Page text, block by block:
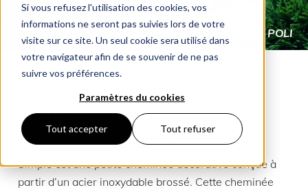
Si vous refusez l'utilisation des cookies, vos
informations ne seront pas suivies lors de votre
visite sur ce site. Un seul cookie sera utilisé dans
votre navigateur afin de se souvenir de ne pas
suivre vos préférences.
Paramètres du cookies
Tout accepter Tout refuser
CHEMINÉE DÉCORATIVE DE TABLE
CHEMINÉES À L’ÉTHANOL POUR L’EXTÉRIEUR (FR) SIMPLE (FR)
SIMPLE
CHEMINÉES À L’ÉTHANOL EN ACIER BROSSÉ
Simple est une petite cheminée décorative conçue à
partir d’un acier inoxydable brossé. Cette cheminée